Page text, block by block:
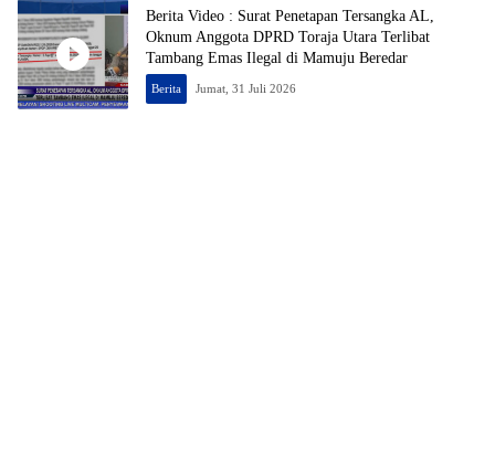
Berita Video : Surat Penetapan Tersangka AL,
Oknum Anggota DPRD Toraja Utara Terlibat
Tambang Emas Ilegal di Mamuju Beredar
Berita Jumat, 31 Juli 2026